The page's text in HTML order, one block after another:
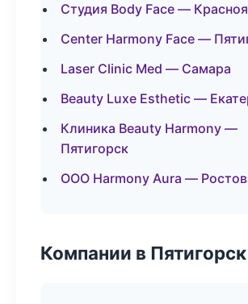
Студия Body Face —
Center Harmony Face —
Laser Clinic Med — Самара
Beauty Luxe Esthetic —
Клиника Beauty Harmony —
Пятигорск
ООО Harmony Aura —
Компании в Пятигорск